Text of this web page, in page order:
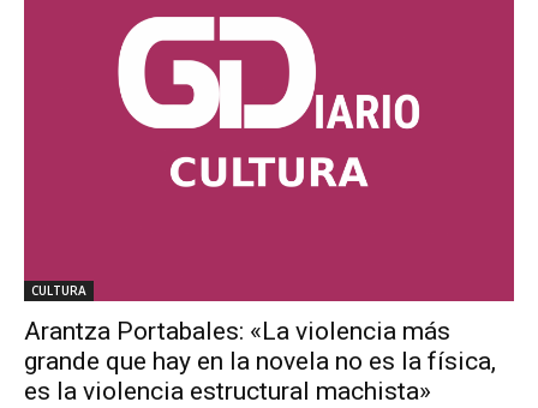
CULTURA
Arantza Portabales: «La violencia más
grande que hay en la novela no es la física,
es la violencia estructural machista»